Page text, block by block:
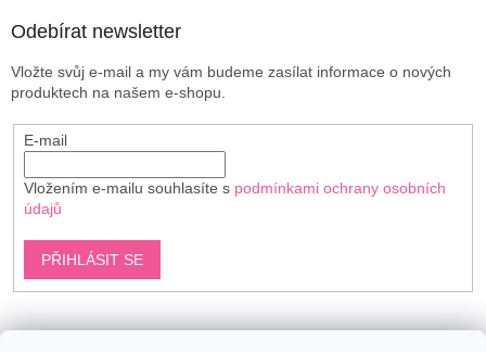
Odebírat newsletter
Vložte svůj e-mail a my vám budeme zasílat informace o nových
produktech na našem e-shopu.
E-mail
Vložením e-mailu souhlasíte s podmínkami ochrany osobních
údajů
PŘIHLÁSIT SE